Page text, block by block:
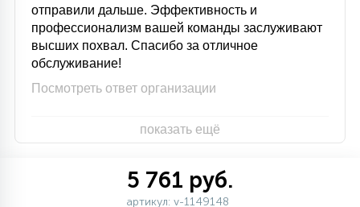
отправили дальше. Эффективность и
профессионализм вашей команды заслуживают
высших похвал. Спасибо за отличное
обслуживание!
Посмотреть ответ организации
показать ещё
5 761 руб.
артикул: v-1149148